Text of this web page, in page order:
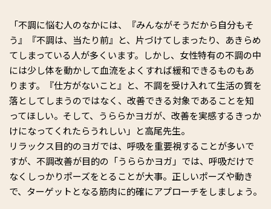
「不調に悩む人のなかには、『みんながそうだから自分もそ
う』『不調は、当たり前』と、片づけてしまったり、あきらめ
てしまっている人が多くいます。しかし、女性特有の不調の中
には少し体を動かして血流をよくすれば緩和できるものもあ
ります。『仕方がないこと』と、不調を受け入れて生活の質を
落としてしまうのではなく、改善できる対象であることを知
ってほしい。そして、うららかヨガが、改善を実感するきっか
けになってくれたらうれしい」と高尾先生。
リラックス目的のヨガでは、呼吸を重要視することが多いで
すが、不調改善が目的の「うららかヨガ」では、呼吸だけで
なくしっかりポーズをとることが大事。正しいポーズや動き
で、ターゲットとなる筋肉に的確にアプローチをしましょう。